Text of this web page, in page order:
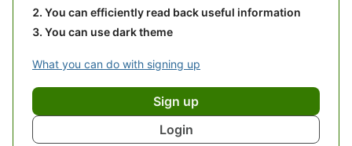
You can efficiently read back useful information
You can use dark theme
What you can do with signing up
Sign up
Login